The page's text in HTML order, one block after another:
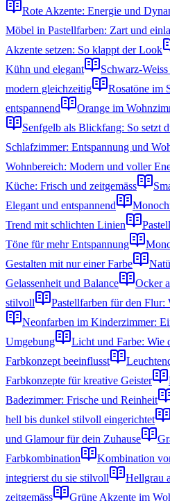
Rote Akzente: Energie und
Möbel in Pastellfarben: Zart und
Akzente setzen: So klappt der Look
Kühn und elegant
Schwarz-
modern gleichzeitig
Rosatöne im
entspannend
Orange im
Senfgelb als Blickfang: So setzt
Schlafzimmer: Entspannung und
Wohnbereich: Modern und voller
Küche: Frisch und zeitgemäss
Elegant und entspannend
Trend mit schlichten Linien
Töne für mehr Entspannung
Gestalten mit nur einer Farbe
Gelassenheit und Balance
Ocker
stilvoll
Pastellfarben für den
Neonfarben im Kinderzimmer:
Umgebung
Licht und Farbe: Wie
Farbkonzept beeinflusst
Farbkonzepte für kreative Geister
Badezimmer: Frische und Reinheit
hell bis dunkel stilvoll eingerichtet
und Glamour für dein Zuhause
Farbkombination
Kombination
integrierst du sie stilvoll
Hellgrau
zeitgemäss
Grüne Akzente im